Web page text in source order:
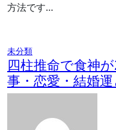
方法です…
未分類
四柱推命で食神
事・恋愛・結婚運